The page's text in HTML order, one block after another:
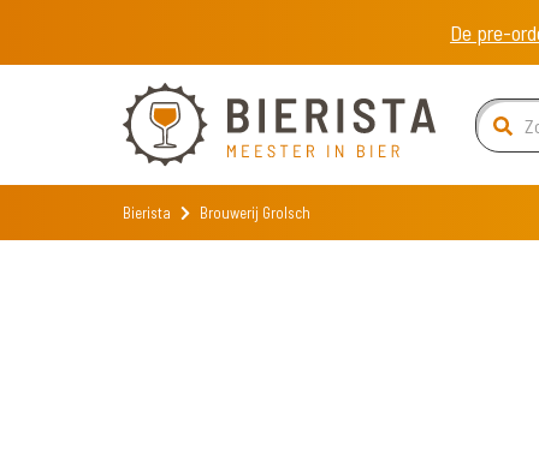
De pre-
Bierista Brouwerij Grolsch